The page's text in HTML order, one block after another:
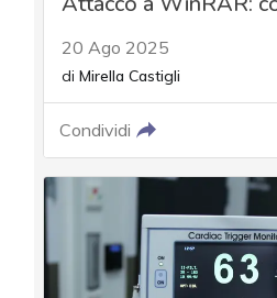
20 Ago 2025
di Mirella Castigli
Condividi